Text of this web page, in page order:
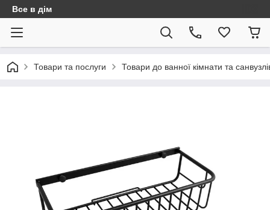
Все в дім
Товари та послуги Товари до ванної кімнати та